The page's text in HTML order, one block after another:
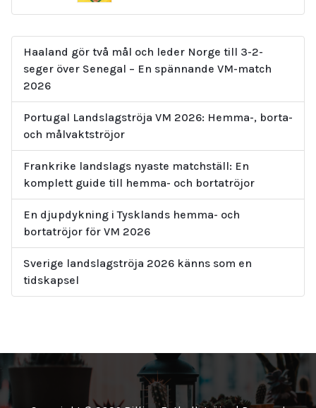
Haaland gör två mål och leder Norge till 3-2-
seger över Senegal – En spännande VM-match
2026
Portugal Landslagströja VM 2026: Hemma-, borta-
och målvaktströjor
Frankrike landslags nyaste matchställ: En
komplett guide till hemma- och bortatröjor
En djupdykning i Tysklands hemma- och
bortatröjor för VM 2026
Sverige landslagströja 2026 känns som en
tidskapsel